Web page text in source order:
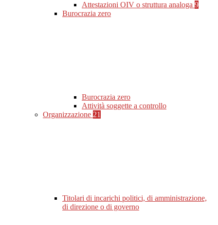
Attestazioni OIV o struttura analoga 9
Burocrazia zero
Burocrazia zero
Attività soggette a controllo
Organizzazione 21
Titolari di incarichi politici, di amministrazione,
di direzione o di governo